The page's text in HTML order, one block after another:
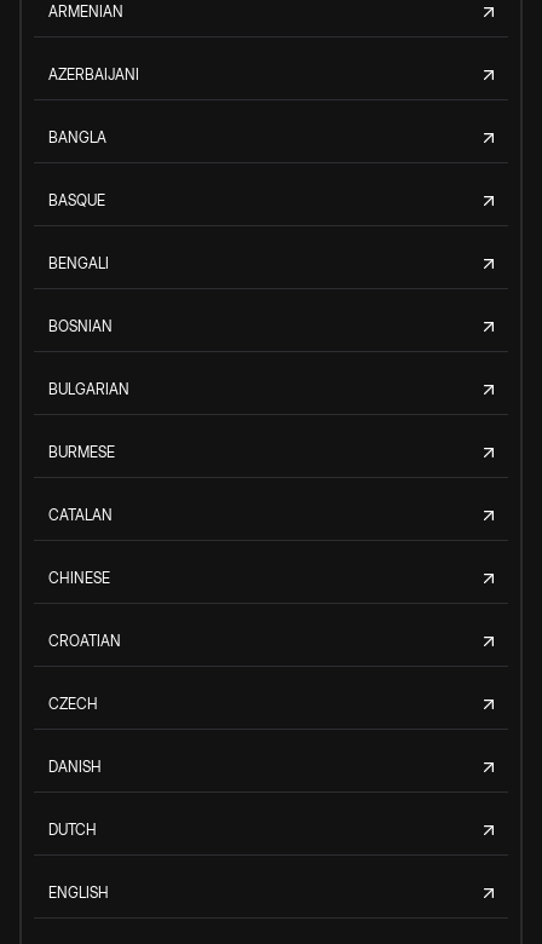
ARMENIAN
AZERBAIJANI
BANGLA
BASQUE
BENGALI
BOSNIAN
BULGARIAN
BURMESE
CATALAN
CHINESE
CROATIAN
CZECH
DANISH
DUTCH
ENGLISH